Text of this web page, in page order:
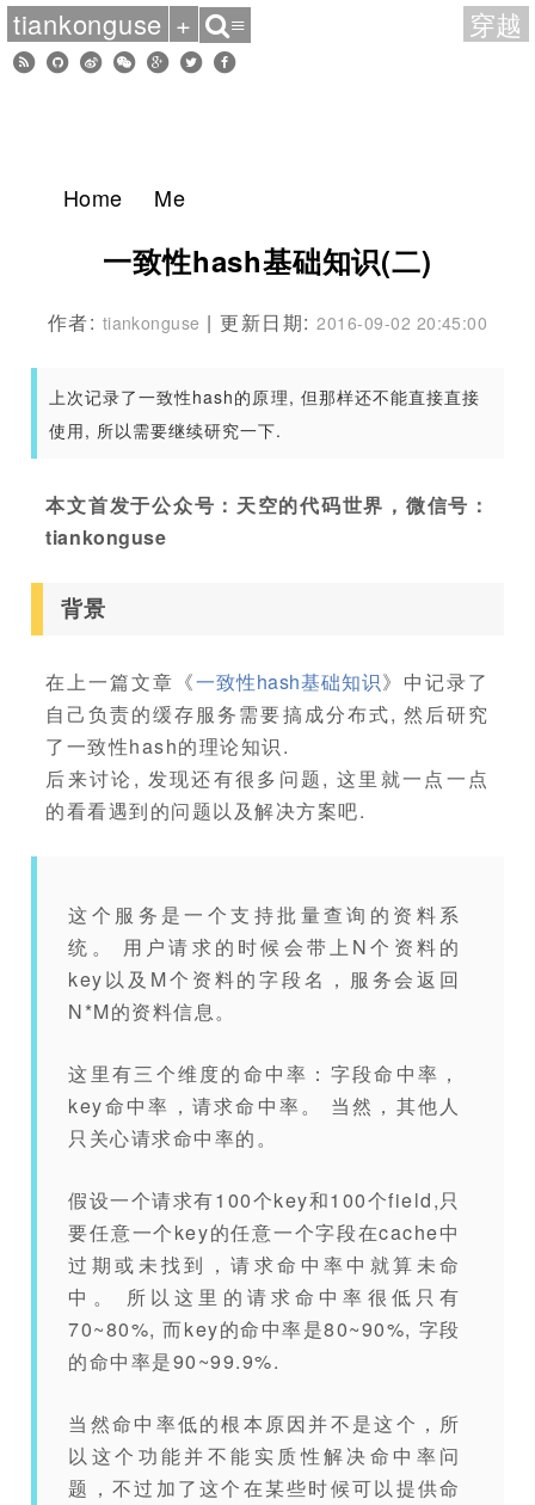
Home Me
一致性hash基础知识(二)
作者: tiankonguse | 更新日期:2016-09-02 20:45:00
上次记录了一致性hash的原理, 但那样还不能直接直接
使用, 所以需要继续研究一下.
本文首发于公众号：天空的代码世界，微信号：
tiankonguse
背景
在上一篇文章《一致性hash基础知识》中记录了
自己负责的缓存服务需要搞成分布式, 然后研究
了一致性hash的理论知识.
后来讨论, 发现还有很多问题, 这里就一点一点
的看看遇到的问题以及解决方案吧.
这个服务是一个支持批量查询的资料系
统。 用户请求的时候会带上N个资料的
key以及M个资料的字段名，服务会返回
N*M的资料信息。
这里有三个维度的命中率：字段命中率，
key命中率，请求命中率。 当然，其他人
只关心请求命中率的。
假设一个请求有100个key和100个field,只
要任意一个key的任意一个字段在cache中
过期或未找到，请求命中率中就算未命
中。 所以这里的请求命中率很低只有
70~80%, 而key的命中率是80~90%, 字段
的命中率是90~99.9%.
当然命中率低的根本原因并不是这个，所
以这个功能并不能实质性解决命中率问
题，不过加了这个在某些时候可以提供命
tiankonguse + ≡ 穿越